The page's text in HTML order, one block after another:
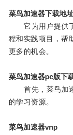
菜鸟加速器下载地
它为用户提供了
程和实践项目，帮
更多的机会。
菜鸟加速器pc版下
首先，菜鸟加速
的学习资源。
菜鸟加速器vnp